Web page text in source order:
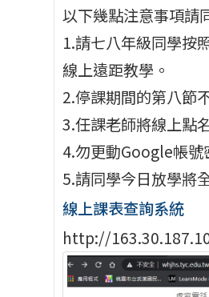
以下幾點注意事項請
1.請七八年級同學按
線上遠距教學。
2.停課期間的第八節
3.任課老師將線上點
4.勿更動Google帳
5.請同學今日放學將
線上課表查詢系統
http://